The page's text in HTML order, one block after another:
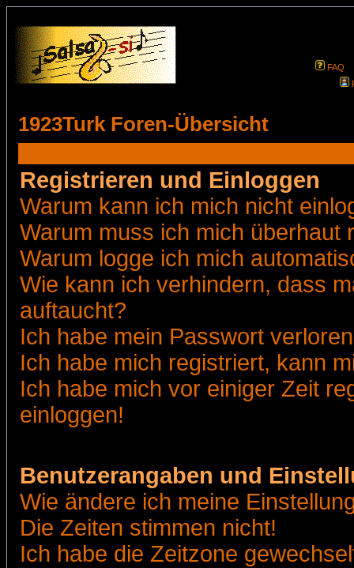
FAQ
1923Turk Foren-Übersicht
Registrieren und Einloggen
Warum kann ich mich nicht
Warum muss ich mich überhaut
Warum logge ich mich
Wie kann ich verhindern, dass
auftaucht?
Ich habe mein Passwort
Ich habe mich registriert, kann
Ich habe mich vor einiger Zeit
einloggen!
Benutzerangaben und
Wie ändere ich meine
Die Zeiten stimmen nicht!
Ich habe die Zeitzone